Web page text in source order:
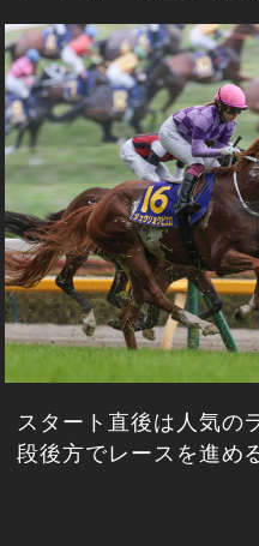
スタート直後は人気の
段後方でレースを進め